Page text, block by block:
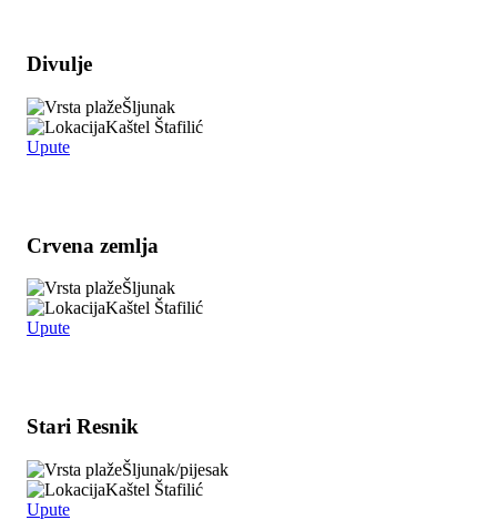
Divulje
Šljunak
Kaštel Štafilić
Upute
Crvena zemlja
Šljunak
Kaštel Štafilić
Upute
Stari Resnik
Šljunak/pijesak
Kaštel Štafilić
Upute